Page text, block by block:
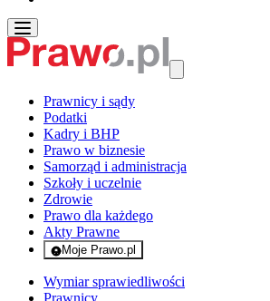
Prawnicy i sądy
Podatki
Kadry i BHP
Prawo w biznesie
Samorząd i administracja
Szkoły i uczelnie
Zdrowie
Prawo dla każdego
Akty Prawne
Moje Prawo.pl
- rejestracja i logowanie do serwisu
Wymiar sprawiedliwości